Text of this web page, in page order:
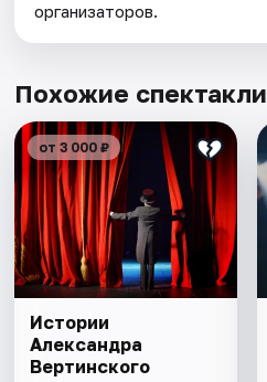
организаторов.
Похожие спектакли
от 3 000 ₽
Истории
Александра
Вертинского